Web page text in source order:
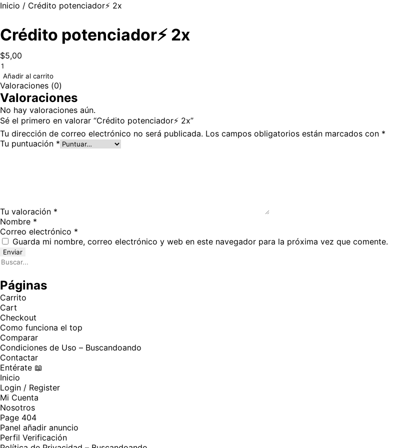
Inicio / Crédito potenciador⚡ 2x
Crédito potenciador⚡ 2x
$5,00
Añadir al carrito
Valoraciones (0)
Valoraciones
No hay valoraciones aún.
Sé el primero en valorar “Crédito potenciador⚡ 2x”
Tu dirección de correo electrónico no será publicada. Los campos obligatorios están marcados con *
Tu puntuación *
Tu valoración *
Nombre *
Correo electrónico *
Guarda mi nombre, correo electrónico y web en este navegador para la próxima vez que comente.
Páginas
Carrito
Cart
Checkout
Como funciona el top
Comparar
Condiciones de Uso – Buscandoando
Contactar
Entérate 📖
Inicio
Login / Register
Mi Cuenta
Nosotros
Page 404
Panel añadir anuncio
Perfil Verificación